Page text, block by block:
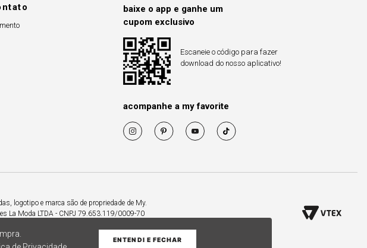
ENTENDI E FECHAR
baixe o app e ganhe um
cupom exclusivo
Escaneie o código para fazer
download do nosso aplicativo!
acompanhe a my favorite
logotipo e marca são de propriedade de My.
La Moda LTDA - CNPJ 79.653.119/0009-70